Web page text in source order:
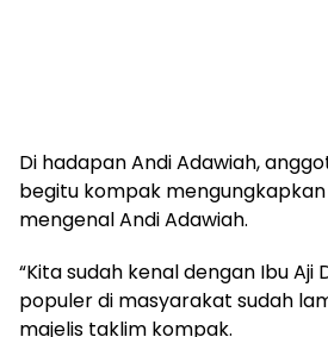
Di hadapan Andi Adawiah,
begitu kompak
mengenal Andi Adawiah.
“Kita sudah kenal dengan Ibu Aji
populer di masyarakat sudah
majelis taklim kompak.